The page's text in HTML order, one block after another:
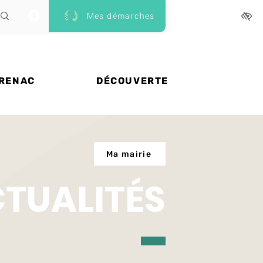
Mes démarches
DÉCOUVERTE
Ma mairie